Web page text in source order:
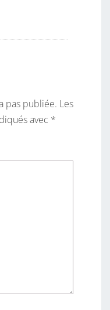
pas publiée. Les
avec *